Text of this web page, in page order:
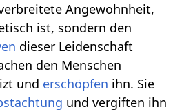
Angewohnheit,
ist, sondern den
dieser Leidenschaft
den Menschen
und erschöpfen ihn. Sie
und vergiften ihn